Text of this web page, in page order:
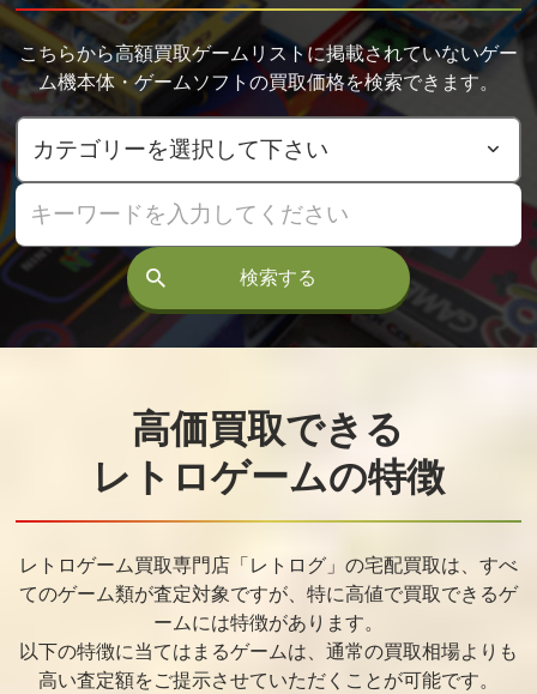
三つ目がとお
る
買取価格
55,000
聖鈴伝説リッ
クル
買取価格
55,000
ギミック
買取価格
50,000
険島4
買取価格
43,000
ュラ
36,000
買取価格
35,000
買取価格
35,000
買取価格
35,000
買取価格
32,000
特救指令ソル
ブレイン
30,000
魂斗羅
買取価格
27,000
キャプテンセ
イバー
26,500
こちらから高額買取ゲームリストに掲載されていないゲー
ム機本体・ゲームソフトの買取価格を検索できます。
検索する
高価買取できる
レトロゲームの特徴
レトロゲーム買取専門店「レトログ」の宅配買取は、すべ
てのゲーム類が査定対象ですが、 特に高値で買取できるゲ
ームには特徴があります。
以下の特徴に当てはまるゲームは、通常の買取相場よりも
高い査定額をご提示させていただくことが可能です。